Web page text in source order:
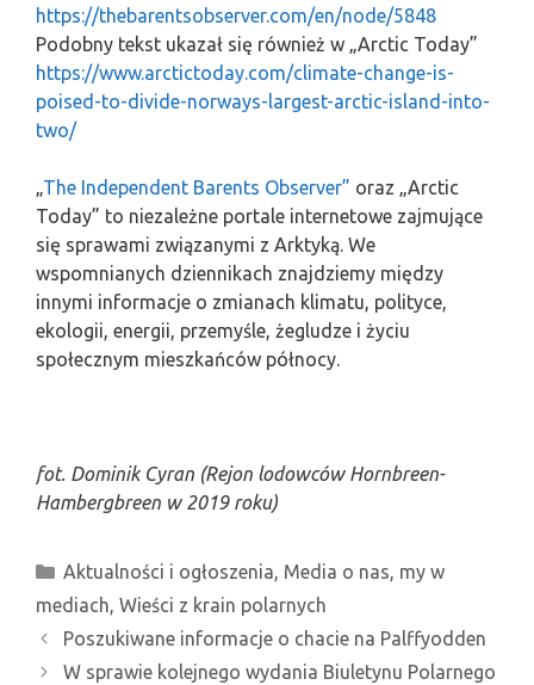
https://thebarentsobserver.com/en/node/5848
Podobny tekst ukazał się również w „Arctic Today”
https://www.arctictoday.com/climate-change-is-
poised-to-divide-norways-largest-arctic-island-into-
two/
„The Independent Barents Observer” oraz „Arctic
Today” to niezależne portale internetowe zajmujące
się sprawami związanymi z Arktyką. We
wspomnianych dziennikach znajdziemy między
innymi informacje o zmianach klimatu, polityce,
ekologii, energii, przemyśle, żegludze i życiu
społecznym mieszkańców północy.
fot. Dominik Cyran (Rejon lodowców Hornbreen-
Hambergbreen w 2019 roku)
Kategorie
Aktualności i ogłoszenia, Media o nas, my w
mediach, Wieści z krain polarnych
Poszukiwane informacje o chacie na Palffyodden
W sprawie kolejnego wydania Biuletynu Polarnego